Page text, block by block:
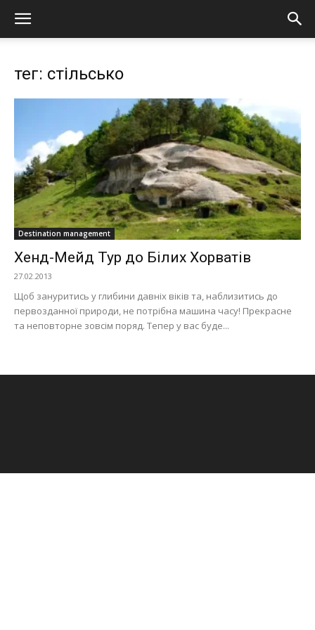
тег: стільсько
Destination management
Хенд-Мейд Тур до Білих Хорватів
27.02.2013
Щоб зануритись у глибини давніх віків та, наблизитись до
первозданної природи, не потрібна машина часу! Прекрасне
та неповторне зовсім поряд. Тепер у вас буде...